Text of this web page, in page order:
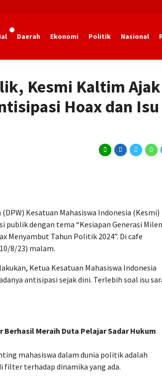
Daerah Ekonomi Politik Nasional
Kesmi Kaltim Ajak
Hoax dan Isu
Kesatuan Mahasiswa Indonesia (Kesmi)
dengan tema “Kesiapan Generasi
Menyambut Tahun Politik 2024”. Di cafe
8/23) malam.
Ketua Kesatuan Mahasiswa Indonesia
antisipasi sejak dini. Terlebih soal isu
Berhasil Meraih Duta Pelajar Sadar Hukum
mahasiswa dalam dunia politik adalah
filter terhadap dinamika yang ada.